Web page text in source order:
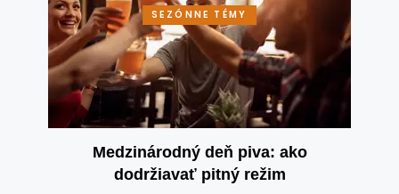
SEZÓNNE TÉMY
Medzinárodný deň piva: ako
dodržiavať pitný režim